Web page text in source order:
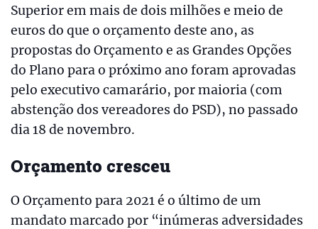
Superior em mais de dois milhões e meio de
euros do que o orçamento deste ano, as
propostas do Orçamento e as Grandes Opções
do Plano para o próximo ano foram aprovadas
pelo executivo camarário, por maioria (com
abstenção dos vereadores do PSD), no passado
dia 18 de novembro.
Orçamento cresceu
O Orçamento para 2021 é o último de um
mandato marcado por “inúmeras adversidades